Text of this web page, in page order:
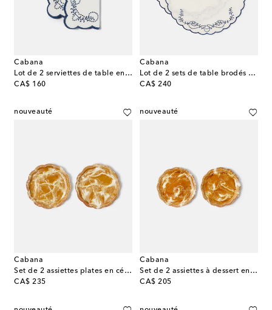
Cabana
Lot de 2 serviettes de table en lin brodées
CA$ 160
original price
Cabana
Lot de 2 sets de table brodés en lin
CA$ 240
original price
nouveauté
Cabana
Set de 2 assiettes plates en céramique
CA$ 235
original price
nouveauté
Cabana
Set de 2 assiettes à dessert en céramique
CA$ 205
original price